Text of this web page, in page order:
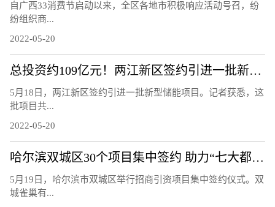
自广西33消费节启动以来，全区各地市积极响应活动号召，纷
纷组织商...
2022-05-20
总投资约109亿元！两江新区签约引进一批新型储能项目
5月18日，两江新区签约引进一批新型储能项目。记者获悉，这
批项目共...
2022-05-20
哈尔滨双城区30个项目集中签约 助力“七大都市”建设
5月19日，哈尔滨市双城区举行招商引资项目集中签约仪式。双
城雀巢有...